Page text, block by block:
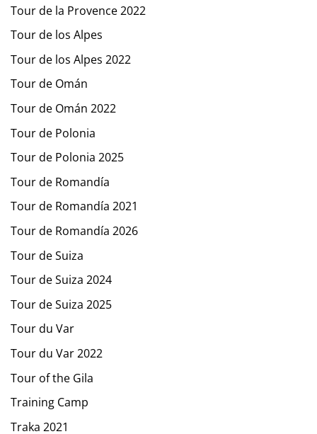
Tour de la Provence 2022
Tour de los Alpes
Tour de los Alpes 2022
Tour de Omán
Tour de Omán 2022
Tour de Polonia
Tour de Polonia 2025
Tour de Romandía
Tour de Romandía 2021
Tour de Romandía 2026
Tour de Suiza
Tour de Suiza 2024
Tour de Suiza 2025
Tour du Var
Tour du Var 2022
Tour of the Gila
Training Camp
Traka 2021